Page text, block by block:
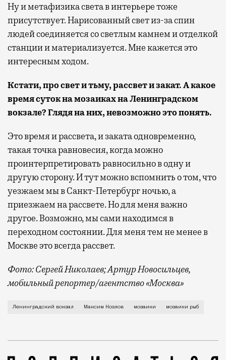
Ну и метафизика света в интерьере тоже
присутствует. Нарисованный свет из-за спин
людей соединяется со светлым камнем и отделкой
станции и материализуется. Мне кажется это
интересным ходом.
Кстати, про свет и тьму, рассвет и закат. А какое
время суток на мозаиках на Ленинградском
вокзале? Глядя на них, невозможно это понять.
Это время и рассвета, и заката одновременно,
такая точка равновесия, когда можно
проинтерпретировать равносильно в одну и
другую сторону. И тут можно вспомнить о том, что
уезжаем мы в Санкт-Петербург ночью, а
приезжаем на рассвете. Но для меня важно
другое. Возможно, мы сами находимся в
переходном состоянии. Для меня тем не менее в
Москве это всегда рассвет.
Фото: Сергей Николаев; Артур Новосильцев,
мобильный репортер/агентство «Москва»
В последние годы Максим Козлов стал самым
Ленинградский вокзал Максим Козлов мозаики мозаики рыб